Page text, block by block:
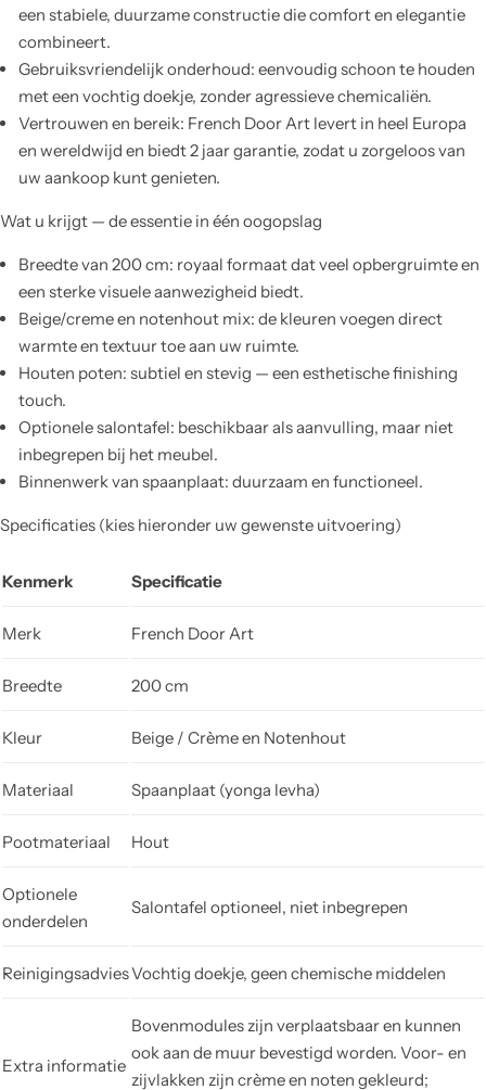
een stabiele, duurzame constructie die comfort en elegantie
combineert.
Gebruiksvriendelijk onderhoud: eenvoudig schoon te houden
met een vochtig doekje, zonder agressieve chemicaliën.
Vertrouwen en bereik: French Door Art levert in heel Europa
en wereldwijd en biedt 2 jaar garantie, zodat u zorgeloos van
uw aankoop kunt genieten.
Wat u krijgt — de essentie in één oogopslag
Breedte van 200 cm: royaal formaat dat veel opbergruimte en
een sterke visuele aanwezigheid biedt.
Beige/creme en notenhout mix: de kleuren voegen direct
warmte en textuur toe aan uw ruimte.
Houten poten: subtiel en stevig — een esthetische finishing
touch.
Optionele salontafel: beschikbaar als aanvulling, maar niet
inbegrepen bij het meubel.
Binnenwerk van spaanplaat: duurzaam en functioneel.
Specificaties (kies hieronder uw gewenste uitvoering)
Kenmerk Specificatie
Merk French Door Art
Breedte 200 cm
Kleur Beige / Crème en Notenhout
Materiaal Spaanplaat (yonga levha)
Pootmateriaal Hout
Optionele
onderdelen
Salontafel optioneel, niet inbegrepen
ReinigingsadviesVochtig doekje, geen chemische middelen
Extra informatie
Bovenmodules zijn verplaatsbaar en kunnen
ook aan de muur bevestigd worden. Voor- en
zijvlakken zijn crème en noten gekleurd;